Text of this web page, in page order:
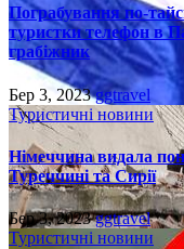
Пограбування по-
туристки телефон в
грабіжник
Бер 3, 2023ggtravel
Туристичні новини
Німеччина видала
Туреччині та Сирії
Бер 3, 2023ggtravel
Туристичні новини